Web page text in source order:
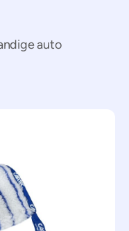
auto